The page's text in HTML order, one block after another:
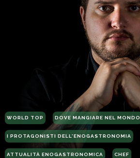
WORLD TOP DOVE MANGIARE NEL MONDO
I PROTAGONISTI DELL'ENOGASTRONOMIA
ATTUALITÀ ENOGASTRONOMICA CHEF